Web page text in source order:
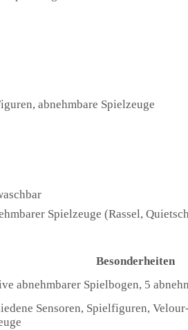
abnehmbare Spielzeuge
Spielzeuge (Rassel,
Besonderheiten
abnehmbarer Spielbogen, 5
Sensoren, Spielfiguren,